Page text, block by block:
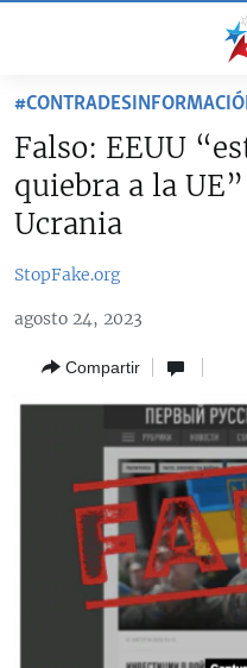
accesibilidad
contenido
principal
navegación
principal
CUBA
SOBRE CUBA
ESTADOS UNIDOS
DEPORTES
ARTE Y ENTRETENIMIENTO
OPINIÓN GRÁFICA
AUDIOVISUALES MARTÍ
RADIO MARTÍ
ESPECIALES
ESPECIALES
MULTIMEDIA
Falso: EEUU
quiebra a la
Ucrania
StopFake.org
agosto 24, 2023
Compartir